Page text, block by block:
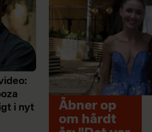
i nyt
Åbner op
om hårdt